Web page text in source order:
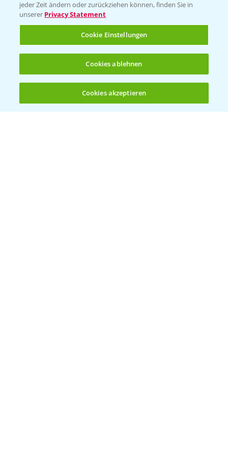
(noch 4)
Infos
LINKS
Apps
Wetter Aktuell
jeder Zeit ändern oder zurückziehen können, finden Sie in
unserer Privacy Statement
Cookie Einstellungen
Cookies ablehnen
Cookies akzeptieren